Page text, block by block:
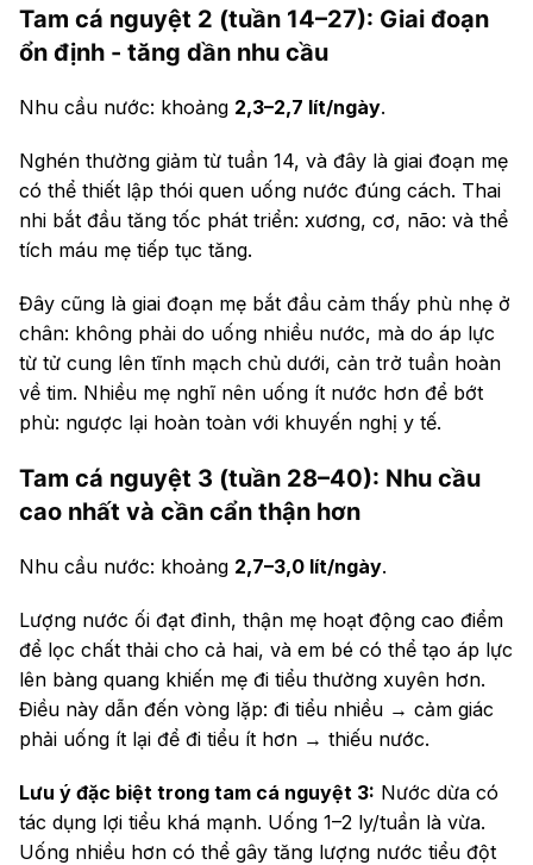
Tam cá nguyệt 2 (tuần 14–27): Giai đoạn
ổn định - tăng dần nhu cầu
Nhu cầu nước: khoảng 2,3–2,7 lít/ngày.
Nghén thường giảm từ tuần 14, và đây là giai đoạn mẹ
có thể thiết lập thói quen uống nước đúng cách. Thai
nhi bắt đầu tăng tốc phát triển: xương, cơ, não: và thể
tích máu mẹ tiếp tục tăng.
Đây cũng là giai đoạn mẹ bắt đầu cảm thấy phù nhẹ ở
chân: không phải do uống nhiều nước, mà do áp lực
từ tử cung lên tĩnh mạch chủ dưới, cản trở tuần hoàn
về tim. Nhiều mẹ nghĩ nên uống ít nước hơn để bớt
phù: ngược lại hoàn toàn với khuyến nghị y tế.
Tam cá nguyệt 3 (tuần 28–40): Nhu cầu
cao nhất và cần cẩn thận hơn
Nhu cầu nước: khoảng 2,7–3,0 lít/ngày.
Lượng nước ối đạt đỉnh, thận mẹ hoạt động cao điểm
để lọc chất thải cho cả hai, và em bé có thể tạo áp lực
lên bàng quang khiến mẹ đi tiểu thường xuyên hơn.
Điều này dẫn đến vòng lặp: đi tiểu nhiều → cảm giác
phải uống ít lại để đi tiểu ít hơn → thiếu nước.
Lưu ý đặc biệt trong tam cá nguyệt 3: Nước dừa có
tác dụng lợi tiểu khá mạnh. Uống 1–2 ly/tuần là vừa.
Uống nhiều hơn có thể gây tăng lượng nước tiểu đột